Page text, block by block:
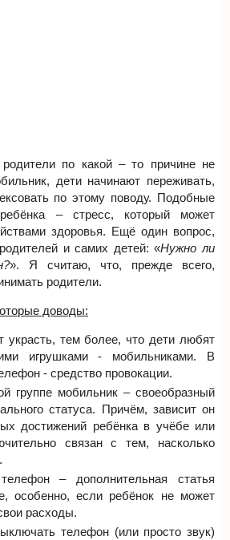
по какой – то причине не
дети начинают переживать,
по этому поводу. Подобные
– стресс, который может
здоровья. Ещё один вопрос,
и самих детей: «Нужно ли
». Я считаю, что, прежде всего,
родители.
доводы:
украсть, тем более, что дети любят
игрушками - мобильниками. В
- средство провокации.
группе мобильник – своеобразный
статуса. Причём, зависит он
достижений ребёнка в учёбе или
связан с тем, насколько
– дополнительная статья
особенно, если ребёнок не может
расходы.
телефон (или просто звук)